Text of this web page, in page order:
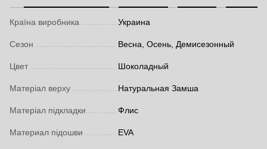
Країна виробника Украина
Сезон Весна, Осень, Демисезонный
Цвет Шоколадный
Матеріал верху Натуральная Замша
Матеріал підкладки Флис
Материал підошви EVA